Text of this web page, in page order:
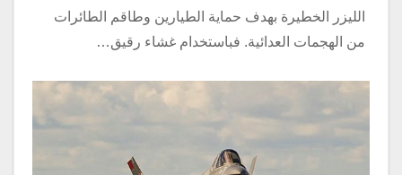
الليزر الخطيرة بهدف حماية الطيارين وطاقم الطائرات
من الهجمات العدائية. فباستخدام غشاء رقيق…